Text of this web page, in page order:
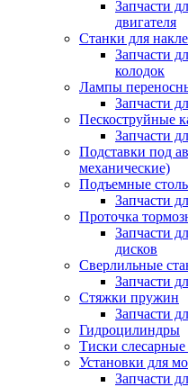
Запчасти
двигателя
Станки для
Запчасти
колодок
Лампы
Запчасти
Пескоструйные
Запчасти
Подставки под
механические)
Подъемные
Запчасти
Проточка
Запчасти
дисков
Сверлильные
Запчасти
Стяжки пружин
Запчасти
Гидроцилиндры
Тиски
Установки для
Запчасти